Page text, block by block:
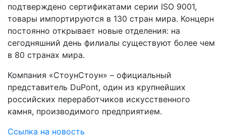
подтверждено сертификатами серии ISO 9001,
товары импортируются в 130 стран мира. Концерн
постоянно открывает новые отделения: на
сегодняшний день филиалы существуют более чем
в 80 странах мира.
Компания «СтоунСтоун» – официальный
представитель DuPont, один из крупнейших
российских переработчиков искусственного
камня, производимого предприятием.
Ссылка на новость